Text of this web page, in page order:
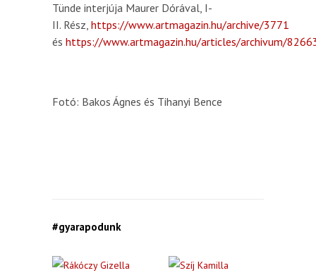
Tünde interjúja Maurer Dórával, I-
II. Rész, https://www.artmagazin.hu/archive/3771
és https://www.artmagazin.hu/articles/archivum/
Fotó: Bakos Ágnes és Tihanyi Bence
#gyarapodunk